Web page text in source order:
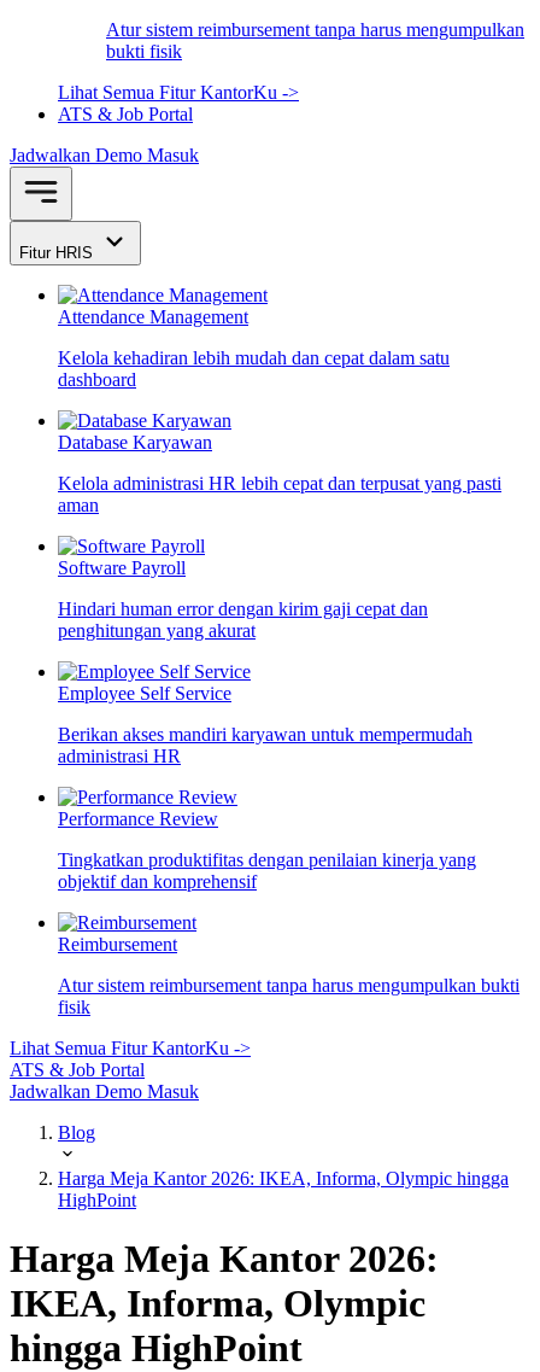
Atur sistem reimbursement tanpa harus mengumpulkan
bukti fisik
Lihat Semua Fitur KantorKu ->
ATS & Job Portal
Jadwalkan Demo Masuk
Fitur HRIS
Attendance Management
Kelola kehadiran lebih mudah dan cepat dalam satu
dashboard
Database Karyawan
Kelola administrasi HR lebih cepat dan terpusat yang pasti
aman
Software Payroll
Hindari human error dengan kirim gaji cepat dan
penghitungan yang akurat
Employee Self Service
Berikan akses mandiri karyawan untuk mempermudah
administrasi HR
Performance Review
Tingkatkan produktifitas dengan penilaian kinerja yang
objektif dan komprehensif
Reimbursement
Atur sistem reimbursement tanpa harus mengumpulkan bukti
fisik
Lihat Semua Fitur KantorKu ->
ATS & Job Portal
Jadwalkan Demo Masuk
Blog
Harga Meja Kantor 2026: IKEA, Informa, Olympic hingga
HighPoint
Harga Meja Kantor 2026:
IKEA, Informa, Olympic
hingga HighPoint